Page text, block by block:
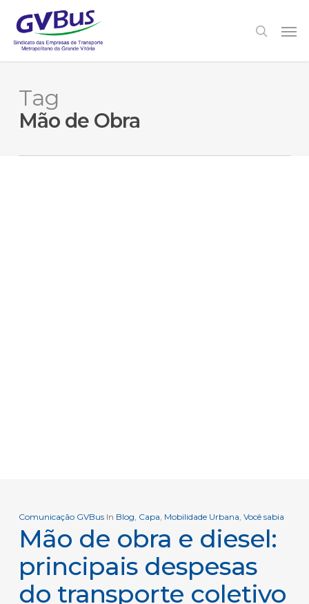
main
content
search
Tag
Mão de Obra
Comunicação GVBus In Blog, Capa, Mobilidade Urbana, Você sabia
Mão de obra e diesel:
principais despesas
do transporte coletivo